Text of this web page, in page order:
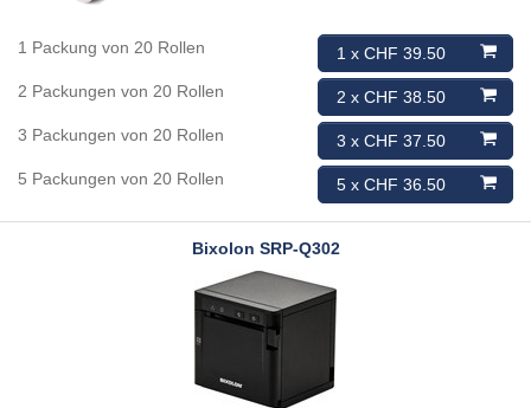
1 x CHF 39.50
1 Packung von 20 Rollen
2 x CHF 38.50
2 Packungen von 20 Rollen
3 x CHF 37.50
3 Packungen von 20 Rollen
5 x CHF 36.50
5 Packungen von 20 Rollen
Bixolon SRP-Q302